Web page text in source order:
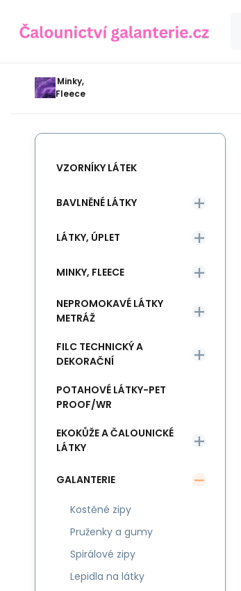
Minky,
Fleece
VZORNÍKY LÁTEK
BAVLNĚNÉ LÁTKY
LÁTKY, ÚPLET
MINKY, FLEECE
NEPROMOKAVÉ LÁTKY
METRÁŽ
FILC TECHNICKÝ A
DEKORAČNÍ
POTAHOVÉ LÁTKY-PET
PROOF/WR
EKOKŮŽE A ČALOUNICKÉ
LÁTKY
GALANTERIE
Kostěné zipy
Pruženky a gumy
Spirálové zipy
Lepidla na látky